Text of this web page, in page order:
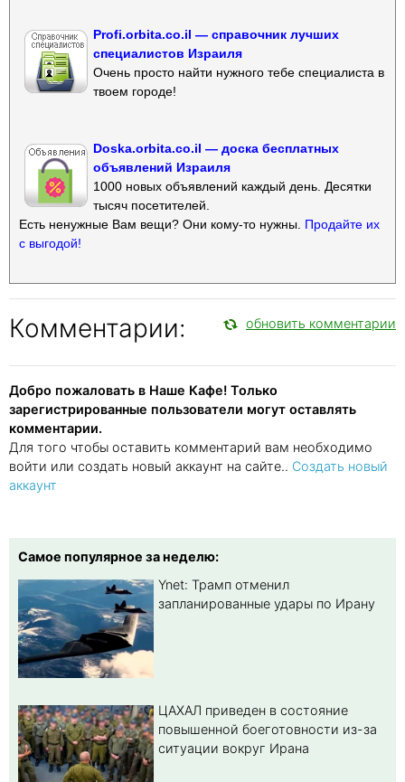
Profi.orbita.co.il — справочник лучших
специалистов Израиля
Очень просто найти нужного тебе специалиста в
твоем городе!
Doska.orbita.co.il — доска бесплатных
объявлений Израиля
1000 новых объявлений каждый день. Десятки
тысяч посетителей.
Есть ненужные Вам вещи? Они кому-то нужны. Продайте их
с выгодой!
Комментарии: обновить комментарии
Добро пожаловать в Наше Кафе! Только
зарегистрированные пользователи могут оставлять
комментарии.
Для того чтобы оставить комментарий вам необходимо
войти или создать новый аккаунт на сайте.. Создать новый
аккаунт
Самое популярное за неделю:
Ynet: Трамп отменил
запланированные удары по Ирану
ЦАХАЛ приведен в состояние
повышенной боеготовности из-за
ситуации вокруг Ирана